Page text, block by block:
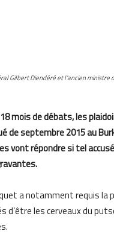
Gilbert Diendéré et l’ancien
mois de débats, les
de septembre 2015 au
vont répondre si tel
a notamment requis la
d’être les cerveaux du